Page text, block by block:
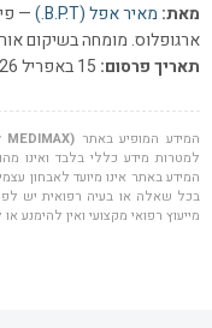
מאת: מאיר אפל (B.P.T.)
—
ארגופלוס. מומחה בשיקום
תאריך פרסום:
המידע המופיע באתר MEDIMAX)
למטרות מידע כללי בלבד ואינו
המידע באתר אינו מיועד לאבחון
בכל שאלה או בעיה רפואית יש
מייעוץ רפואי מקצועי ואין